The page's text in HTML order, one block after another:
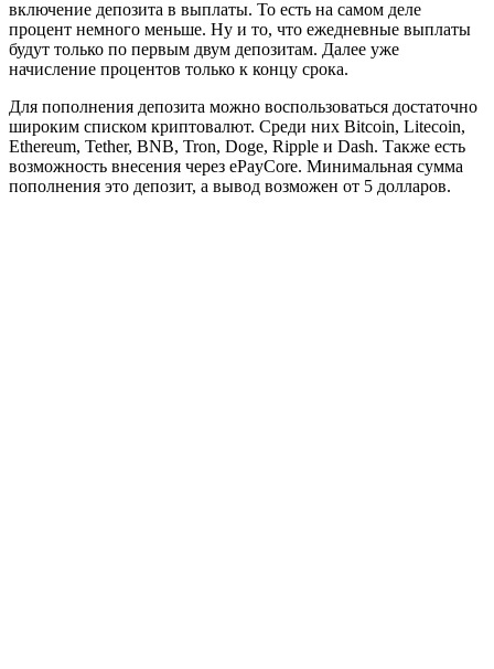
включение депозита в выплаты. То есть на самом деле
процент немного меньше. Ну и то, что ежедневные выплаты
будут только по первым двум депозитам. Далее уже
начисление процентов только к концу срока.
Для пополнения депозита можно воспользоваться достаточно
широким списком криптовалют. Среди них Bitcoin, Litecoin,
Ethereum, Tether, BNB, Tron, Doge, Ripple и Dash. Также есть
возможность внесения через ePayCore. Минимальная сумма
пополнения это депозит, а вывод возможен от 5 долларов.